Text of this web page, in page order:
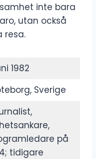
inte bara
utan också
resa.
1982
Sverige
på
tidigare